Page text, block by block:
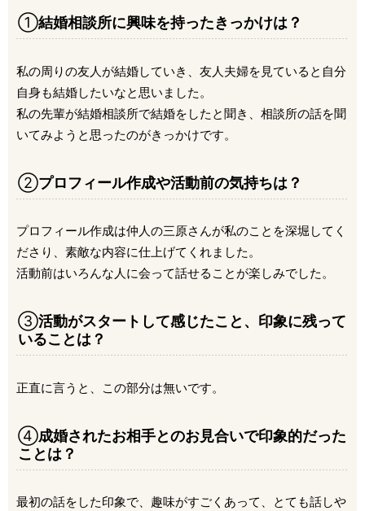
①結婚相談所に興味を持ったきっかけは？
私の周りの友人が結婚していき、友人夫婦を見ていると自分
自身も結婚したいなと思いました。
私の先輩が結婚相談所で結婚をしたと聞き、相談所の話を聞
いてみようと思ったのがきっかけです。
②プロフィール作成や活動前の気持ちは？
プロフィール作成は仲人の三原さんが私のことを深堀してく
ださり、素敵な内容に仕上げてくれました。
活動前はいろんな人に会って話せることが楽しみでした。
③活動がスタートして感じたこと、印象に残って
いることは？
正直に言うと、この部分は無いです。
④成婚されたお相手とのお見合いで印象的だった
ことは？
最初の話をした印象で、趣味がすごくあって、とても話しや